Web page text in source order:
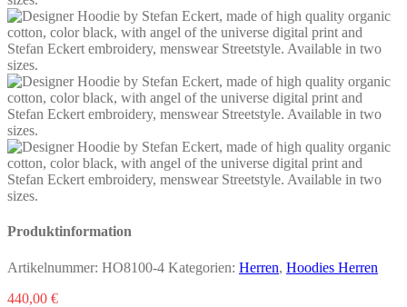
Produktinformation
Artikelnummer: HO8100-4 Kategorien: Herren, Hoodies Herren
440,00 €